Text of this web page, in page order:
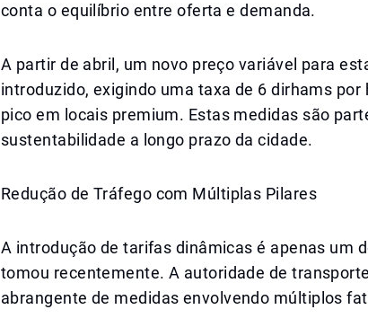
conta o equilíbrio entre oferta e demanda.
A partir de abril, um novo preço variável para
introduzido, exigindo uma taxa de 6 dirhams por
pico em locais premium. Estas medidas são
sustentabilidade a longo prazo da cidade.
Redução de Tráfego com Múltiplas Pilares
A introdução de tarifas dinâmicas é apenas um
tomou recentemente. A autoridade de
abrangente de medidas envolvendo múltiplos